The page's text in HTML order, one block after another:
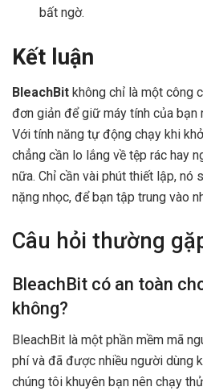
bất ngờ.
Kết luận
BleachBit không chỉ là một công
đơn giản để giữ máy tính của bạn
Với tính năng tự động chạy khi
chẳng cần lo lắng về tệp rác hay
nữa. Chỉ cần vài phút thiết lập, nó
nặng nhọc, để bạn tập trung vào
Câu hỏi thường
BleachBit có an toàn
không?
BleachBit là một phần mềm mã
phí và đã được nhiều người dùng
chúng tôi khuyên bạn nên chạy